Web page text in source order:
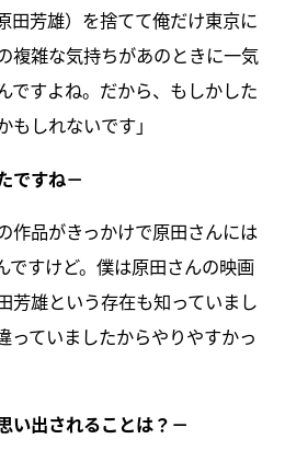
田芳雄）を捨てて俺だけ東京に
複雑な気持ちがあのときに一気
ですよね。だから、もしかした
もしれないです」
ですね－
作品がきっかけで原田さんには
ですけど。僕は原田さんの映画
芳雄という存在も知っていまし
っていましたからやりやすかっ
い出されることは？－